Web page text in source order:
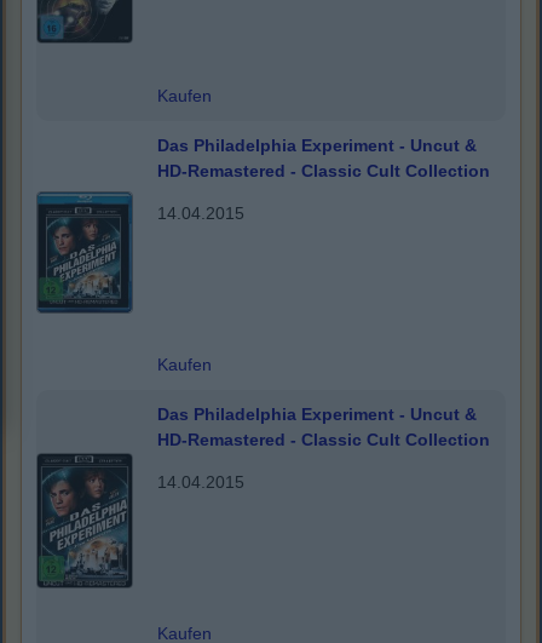
Kaufen
Das Philadelphia Experiment - Uncut &
HD-Remastered - Classic Cult Collection
14.04.2015
Kaufen
Das Philadelphia Experiment - Uncut &
HD-Remastered - Classic Cult Collection
14.04.2015
Kaufen